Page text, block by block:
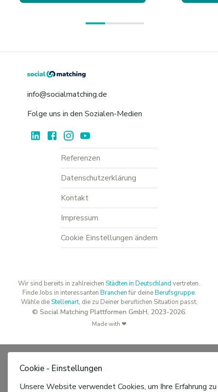
info@socialmatching.de
Folge uns in den Sozialen-Medien
Referenzen
Datenschutzerklärung
Kontakt
Impressum
Cookie Einstellungen ändern
Wir sind bereits in zahlreichen Städten in Deutschland vertreten.
Finde Jobs in interessanten Branchenfür deineBerufsgruppe.
Wähle dieStellenart, die zu Deiner beruflichen Situation passt.
© Social Matching Plattformen GmbH, 2023-2026.
Made with ❤
Cookie - Einstellungen
Unsere Website verwendet Cookies, um Ihre Erfahrung zu